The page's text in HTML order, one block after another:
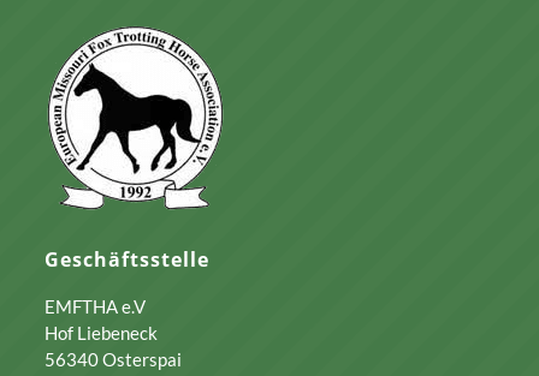
Geschäftsstelle
EMFTHA e.V
Hof Liebeneck
56340 Osterspai